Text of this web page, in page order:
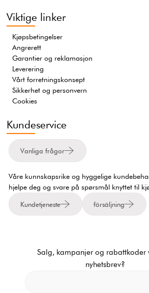
Viktige linker
Kjøpsbetingelser
Angrerett
Garantier og reklamasjon
Leverering
Vårt forretningskonsept
Sikkerhet og personvern
Cookies
Kundeservice
Vanliga frågor
Våre kunnskapsrike og hyggelige
hjelpe deg og svare på spørsmål knyttet til
Kundetjeneste försäljning
Salg, kampanjer og rabattkoder
nyhetsbrev?